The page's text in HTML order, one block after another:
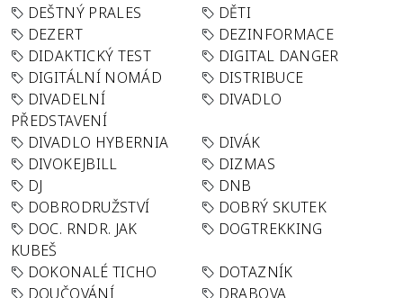
DEŠTNÝ PRALES
DĚTI
DEZERT
DEZINFORMACE
DIDAKTICKÝ TEST
DIGITAL DANGER
DIGITÁLNÍ NOMÁD
DISTRIBUCE
DIVADELNÍ
PŘEDSTAVENÍ
DIVADLO
DIVADLO HYBERNIA
DIVÁK
DIVOKEJBILL
DIZMAS
DJ
DNB
DOBRODRUŽSTVÍ
DOBRÝ SKUTEK
DOC. RNDR. JAK
KUBEŠ
DOGTREKKING
DOKONALÉ TICHO
DOTAZNÍK
DOUČOVÁNÍ
DRABOVA